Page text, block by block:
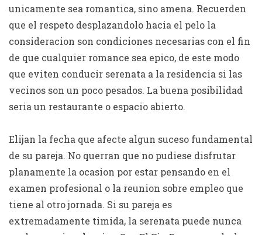
unicamente sea romantica, sino amena. Recuerden
que el respeto desplazandolo hacia el pelo la
consideracion son condiciones necesarias con el fin
de que cualquier romance sea epico, de este modo
que eviten conducir serenata a la residencia si las
vecinos son un poco pesados. La buena posibilidad
seri­a un restaurante o espacio abierto.
Elijan la fecha que afecte algun suceso fundamental
de su pareja. No querran que no pudiese disfrutar
planamente la ocasion por estar pensando en el
examen profesional o la reunion sobre empleo que
tiene al otro jornada. Si su pareja es
extremadamente timida, la serenata puede nunca